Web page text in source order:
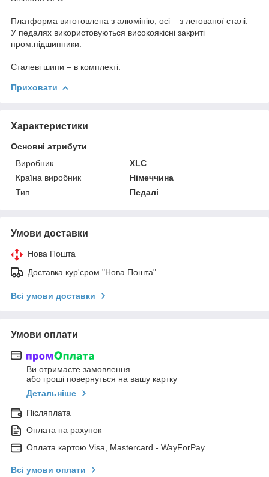
Платформа виготовлена з алюмінію, осі – з легованої сталі.
У педалях використовуються високоякісні закриті
пром.підшипники.
Сталеві шипи – в комплекті.
Приховати
Характеристики
Основні атрибути
Виробник
XLC
Країна виробник
Німеччина
Тип
Педалі
Умови доставки
Нова Пошта
Доставка кур'єром "Нова Пошта"
Всі умови доставки
Умови оплати
Ви отримаєте замовлення
або гроші повернуться на вашу картку
Детальніше
Післяплата
Оплата на рахунок
Оплата картою Visa, Mastercard - WayForPay
Всі умови оплати